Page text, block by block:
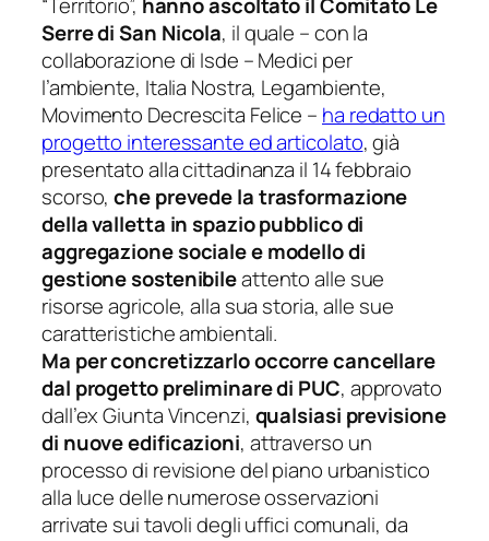
“Territorio”, hanno ascoltato il Comitato Le
Serre di San Nicola, il quale – con la
collaborazione di Isde – Medici per
l’ambiente, Italia Nostra, Legambiente,
Movimento Decrescita Felice – ha redatto un
progetto interessante ed articolato, già
presentato alla cittadinanza il 14 febbraio
scorso,che prevede la trasformazione
della valletta in spazio pubblico di
aggregazione sociale e modello di
gestione sostenibileattento alle sue
risorse agricole, alla sua storia, alle sue
caratteristiche ambientali.
Ma per concretizzarlo occorre cancellare
dal progetto preliminare di PUC, approvato
dall’ex Giunta Vincenzi, qualsiasi previsione
di nuove edificazioni, attraverso un
processo di revisione del piano urbanistico
alla luce delle numerose osservazioni
arrivate sui tavoli degli uffici comunali, da